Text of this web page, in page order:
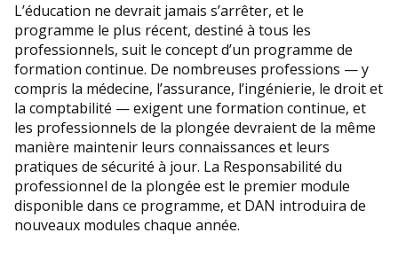
L’éducation ne devrait jamais s’arrêter, et le
programme le plus récent, destiné à tous les
professionnels, suit le concept d’un programme de
formation continue. De nombreuses professions — y
compris la médecine, l’assurance, l’ingénierie, le droit et
la comptabilité — exigent une formation continue, et
les professionnels de la plongée devraient de la même
manière maintenir leurs connaissances et leurs
pratiques de sécurité à jour. La Responsabilité du
professionnel de la plongée est le premier module
disponible dans ce programme, et DAN introduira de
nouveaux modules chaque année.